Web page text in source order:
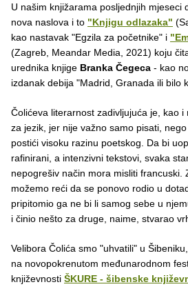
U našim knjižarama posljednjih mjeseci
nova naslova i to "Knjigu odlazaka"
kao nastavak "Egzila za početnike" i
(Zagreb, Meandar Media, 2021) koju
urednika knjige Branka Čegeca - kao
izdanak debija "Madrid, Granada ili bilo
Čolićeva literarnost zadivljujuća je, kao i
za jezik, jer nije važno samo pisati,
postići visoku razinu poetskog. Da bi
rafinirani, a intenzivni tekstovi, svaka
nepogrešiv način mora misliti francuski.
možemo reći da se ponovo rodio u
pripitomio ga ne bi li samog sebe u
i činio nešto za druge, naime, stvarao
Velibora Čolića smo "uhvatili" u
na novopokrenutom međunarodnom
književnosti ŠKURE - šibenske